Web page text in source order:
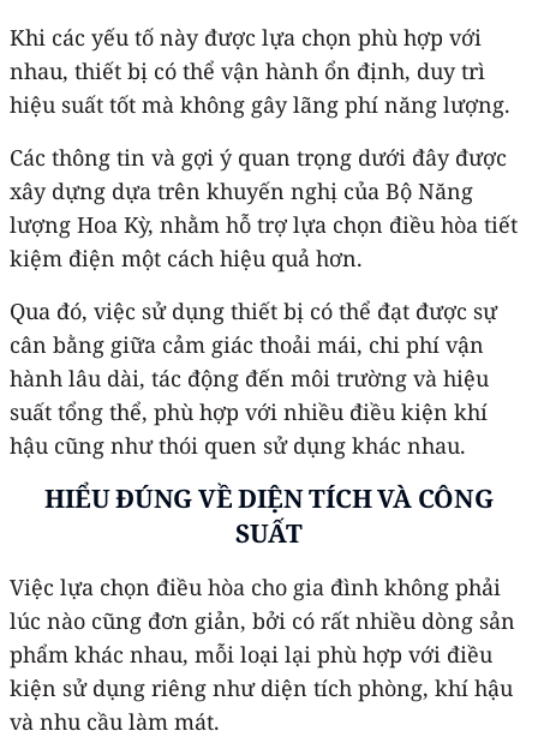
Khi các yếu tố này được lựa chọn phù hợp với
nhau, thiết bị có thể vận hành ổn định, duy trì
hiệu suất tốt mà không gây lãng phí năng lượng.
Các thông tin và gợi ý quan trọng dưới đây được
xây dựng dựa trên khuyến nghị của Bộ Năng
lượng Hoa Kỳ, nhằm hỗ trợ lựa chọn điều hòa tiết
kiệm điện một cách hiệu quả hơn.
Qua đó, việc sử dụng thiết bị có thể đạt được sự
cân bằng giữa cảm giác thoải mái, chi phí vận
hành lâu dài, tác động đến môi trường và hiệu
suất tổng thể, phù hợp với nhiều điều kiện khí
hậu cũng như thói quen sử dụng khác nhau.
HIỂU ĐÚNG VỀ DIỆN TÍCH VÀ CÔNG
SUẤT
Việc lựa chọn điều hòa cho gia đình không phải
lúc nào cũng đơn giản, bởi có rất nhiều dòng sản
phẩm khác nhau, mỗi loại lại phù hợp với điều
kiện sử dụng riêng như diện tích phòng, khí hậu
và nhu cầu làm mát.